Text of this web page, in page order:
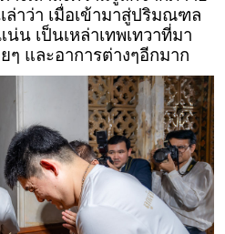
ล่าว่า เมื่อเข้ามาสู่ปริมณฑล
น เป็นเหล่าเทพเทวาที่มา
และอาการต่างๆอีกมาก